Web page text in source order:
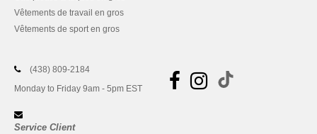
Vêtements de travail en gros
Vêtements de sport en gros
(438) 809-2184
Monday to Friday 9am - 5pm EST
Service Client